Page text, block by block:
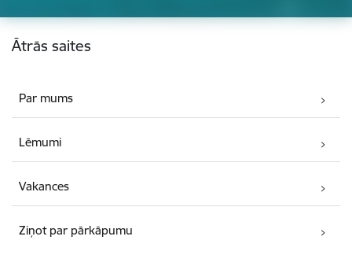
Kājene
Ātrās saites
Par mums
Lēmumi
Vakances
Ziņot par pārkāpumu